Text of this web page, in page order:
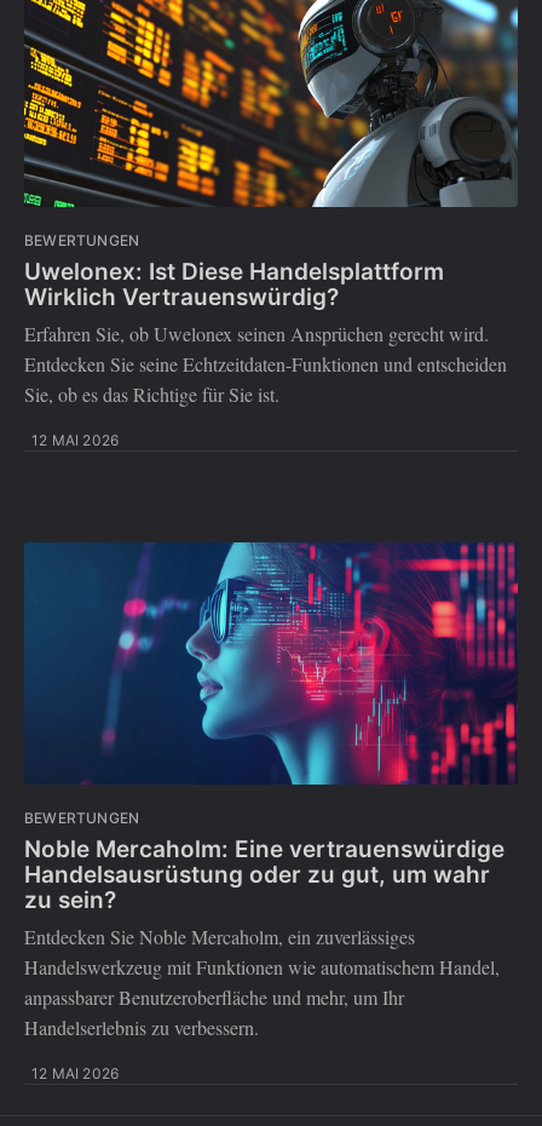
BEWERTUNGEN
Uwelonex: Ist Diese Handelsplattform
Wirklich Vertrauenswürdig?
Erfahren Sie, ob Uwelonex seinen Ansprüchen gerecht wird.
Entdecken Sie seine Echtzeitdaten-Funktionen und entscheiden
Sie, ob es das Richtige für Sie ist.
12 MAI 2026
BEWERTUNGEN
Noble Mercaholm: Eine vertrauenswürdige
Handelsausrüstung oder zu gut, um wahr
zu sein?
Entdecken Sie Noble Mercaholm, ein zuverlässiges
Handelswerkzeug mit Funktionen wie automatischem Handel,
anpassbarer Benutzeroberfläche und mehr, um Ihr
Handelserlebnis zu verbessern.
12 MAI 2026